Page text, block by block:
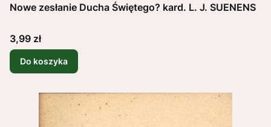
Nowe zesłanie Ducha Świętego? kard. L. J. SUENENS
Cena
3,99 zł
Do koszyka